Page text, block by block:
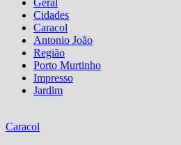
Geral
Cidades
Caracol
Antonio João
Região
Porto Murtinho
Impresso
Jardim
Caracol